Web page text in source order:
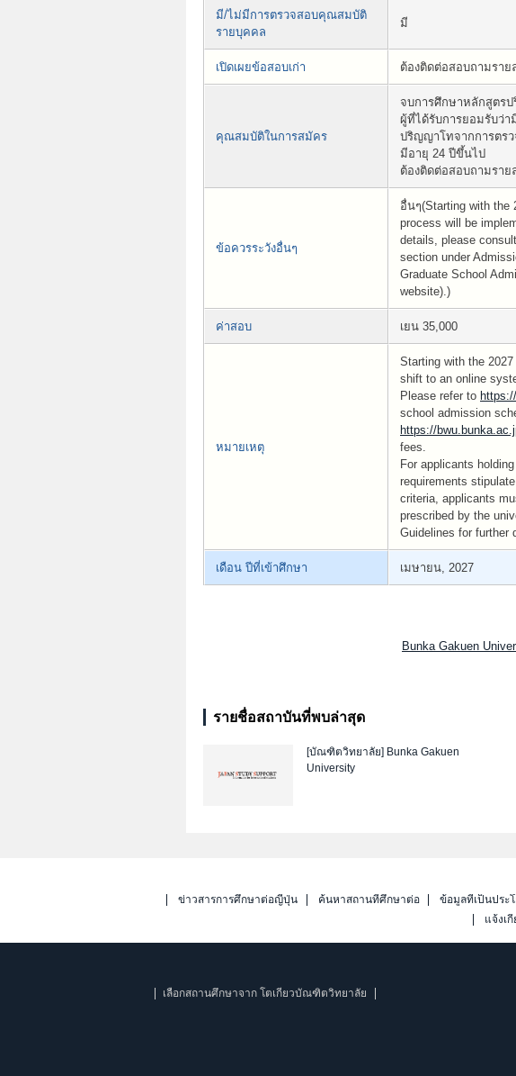
มี/ไม่มีการตรวจสอบคุณสมบัติ
รายบุคคล
มี
เปิดเผยข้อสอบเก่า ต้องติดต่อสอบถามราย
คุณสมบัติในการสมัคร
จบการศึกษาหลักสูตร
ผู้ที่ได้รับการยอมรับว่า
ปริญญาโทจากการตร
มีอายุ 24 ปีขึ้นไป
ต้องติดต่อสอบถามราย
ข้อควรระวังอื่นๆ
อื่นๆ(Starting with the
process will be
details, please
section under
Graduate School
website).)
ค่าสอบ เยน 35,000
หมายเหตุ
Starting with the
shift to an online
Please refer to
school admission
https://
fees.
For applicants
requirements
criteria, applicants
prescribed by the
Guidelines for further
เดือน ปีที่เข้าศึกษา เมษายน, 2027
Bunka Gakuen
รายชื่อสถาบันที่พบล่าสุด
[บัณฑิตวิทยาลัย] Bunka Gakuen
University
ข่าวสารการศึกษาต่อญี่ปุ่น ค้นหาสถานที่ศึกษาต่อ ข้อมูลที่เป็นประ
แจ้งเ
เลือกสถานศึกษาจาก โตเกียวบัณฑิตวิทยาลัย